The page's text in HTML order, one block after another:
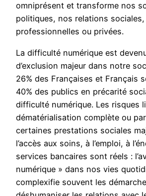
omniprésent et transforme nos
politiques, nos relations sociales,
professionnelles ou privées.
La difficulté numérique est
d’exclusion majeur dans notre
26% des Françaises et Français
40% des publics en précarité
difficulté numérique. Les risques
dématérialisation complète ou
certaines prestations sociales
l’accès aux soins, à l’emploi, à
services bancaires sont réels :
numérique » dans nos vies
complexifie souvent les